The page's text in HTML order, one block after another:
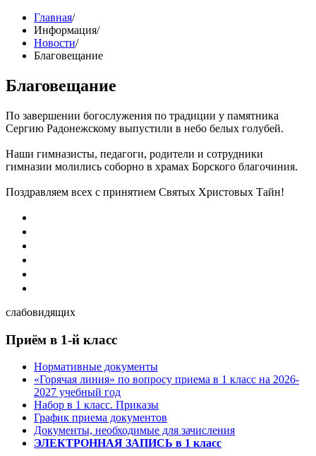
Главная/
Информация/
Новости/
Благовещание
Благовещание
По завершении богослужения по традиции у памятника
Сергию Радонежскому выпустили в небо белых голубей.
Наши гимназисты, педагоги, родители и сотрудники
гимназии молились соборно в храмах Борского благочиния.
Поздравляем всех с принятием Святых Христовых Тайн!
слабовидящих
Приём в 1-й класс
Нормативные документы
«Горячая линия» по вопросу приема в 1 класс на 2026-
2027 учебный год
Набор в 1 класс. Приказы
График приема документов
Документы, необходимые для зачисления
ЭЛЕКТРОННАЯ ЗАПИСЬ в 1 класс